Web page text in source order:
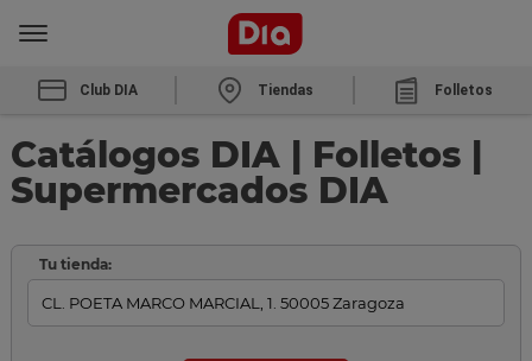
Club DIA Tiendas Folletos
Catálogos DIA | Folletos |
Supermercados DIA
Tu tienda: